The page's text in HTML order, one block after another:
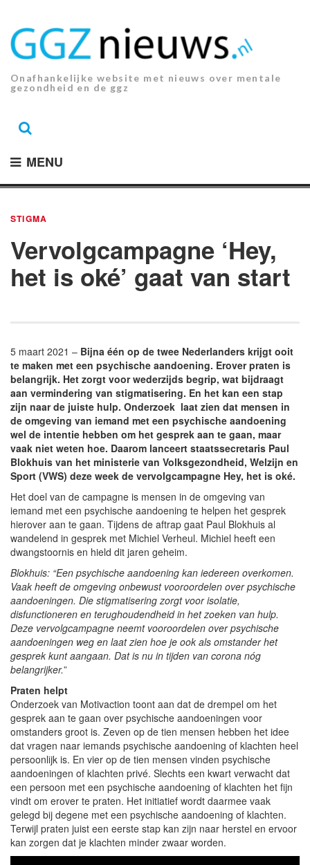
inhoud.
Onafhankelijke website met nieuws over mentale
gezondheid en de ggz
MENU
STIGMA
Vervolgcampagne ‘Hey,
het is oké’ gaat van start
5 maart 2021 – Bijna één op de twee Nederlanders krijgt ooit
te maken met een psychische aandoening. Erover praten is
belangrijk. Het zorgt voor wederzijds begrip, wat bijdraagt
aan vermindering van stigmatisering. En het kan een stap
zijn naar de juiste hulp. Onderzoek laat zien dat mensen in
de omgeving van iemand met een psychische aandoening
wel de intentie hebben om het gesprek aan te gaan, maar
vaak niet weten hoe. Daarom lanceert staatssecretaris Paul
Blokhuis van het ministerie van Volksgezondheid, Welzijn en
Sport (VWS) deze week de vervolgcampagne Hey, het is oké.
Het doel van de campagne is mensen in de omgeving van
iemand met een psychische aandoening te helpen het gesprek
hierover aan te gaan. Tijdens de aftrap gaat Paul Blokhuis al
wandelend in gesprek met Michiel Verheul. Michiel heeft een
dwangstoornis en hield dit jaren geheim.
Blokhuis: “Een psychische aandoening kan iedereen overkomen.
Vaak heeft de omgeving onbewust vooroordelen over psychische
aandoeningen. Die stigmatisering zorgt voor isolatie,
disfunctioneren en terughoudendheid in het zoeken van hulp.
Deze vervolgcampagne neemt vooroordelen over psychische
aandoeningen weg en laat zien hoe je ook als omstander het
gesprek kunt aangaan. Dat is nu in tijden van corona nóg
belangrijker.”
Praten helpt
Onderzoek van Motivaction toont aan dat de drempel om het
gesprek aan te gaan over psychische aandoeningen voor
omstanders groot is. Zeven op de tien mensen hebben het idee
dat vragen naar iemands psychische aandoening of klachten heel
persoonlijk is. En vier op de tien mensen vinden psychische
aandoeningen of klachten privé. Slechts een kwart verwacht dat
een persoon met een psychische aandoening of klachten het fijn
vindt om erover te praten. Het initiatief wordt daarmee vaak
gelegd bij degene met een psychische aandoening of klachten.
Terwijl praten juist een eerste stap kan zijn naar herstel en ervoor
kan zorgen dat je klachten minder zwaar worden.